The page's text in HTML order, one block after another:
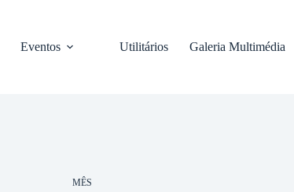
Eventos Utilitários Galeria Multimédia
MÊS